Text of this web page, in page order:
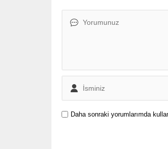
Daha sonraki yorumlarımda